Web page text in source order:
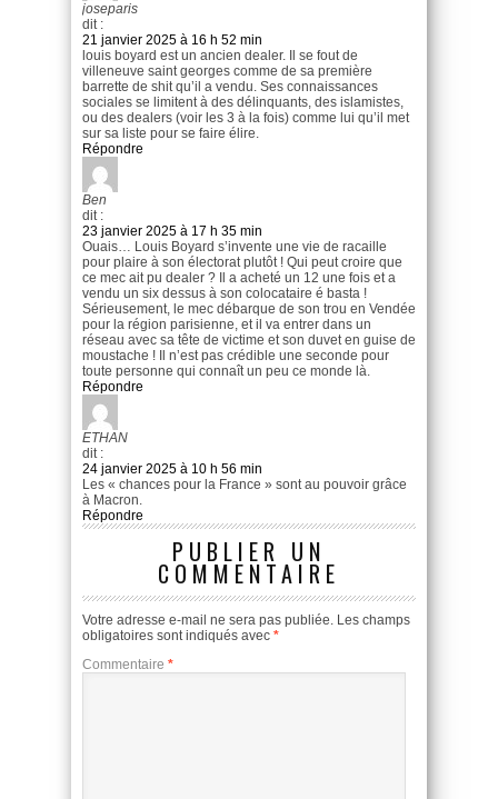
joseparis
dit :
21 janvier 2025 à 16 h 52 min
louis boyard est un ancien dealer. Il se fout de
villeneuve saint georges comme de sa première
barrette de shit qu’il a vendu. Ses connaissances
sociales se limitent à des délinquants, des islamistes,
ou des dealers (voir les 3 à la fois) comme lui qu’il met
sur sa liste pour se faire élire.
Répondre
Ben
dit :
23 janvier 2025 à 17 h 35 min
Ouais… Louis Boyard s’invente une vie de racaille
pour plaire à son électorat plutôt ! Qui peut croire que
ce mec ait pu dealer ? Il a acheté un 12 une fois et a
vendu un six dessus à son colocataire é basta !
Sérieusement, le mec débarque de son trou en Vendée
pour la région parisienne, et il va entrer dans un
réseau avec sa tête de victime et son duvet en guise de
moustache ! Il n’est pas crédible une seconde pour
toute personne qui connaît un peu ce monde là.
Répondre
ETHAN
dit :
24 janvier 2025 à 10 h 56 min
Les « chances pour la France » sont au pouvoir grâce
à Macron.
Répondre
PUBLIER UN
COMMENTAIRE
Votre adresse e-mail ne sera pas publiée. Les champs
obligatoires sont indiqués avec *
Commentaire *